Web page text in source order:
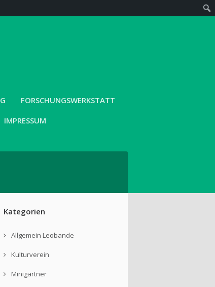
FORSCHUNGSWERKSTATT
IMPRESSUM
Kategorien
Allgemein Leobande
Kulturverein
Minigärtner